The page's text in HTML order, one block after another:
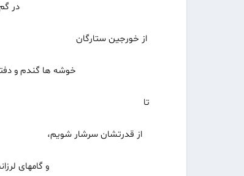
در گم بیشه‏ها
از خورجین ستارگان
خوشه ها گندم و دفترها ترانه
تا
از قدرتشان سرشار شویم،
و گام‏های لرزانمان را